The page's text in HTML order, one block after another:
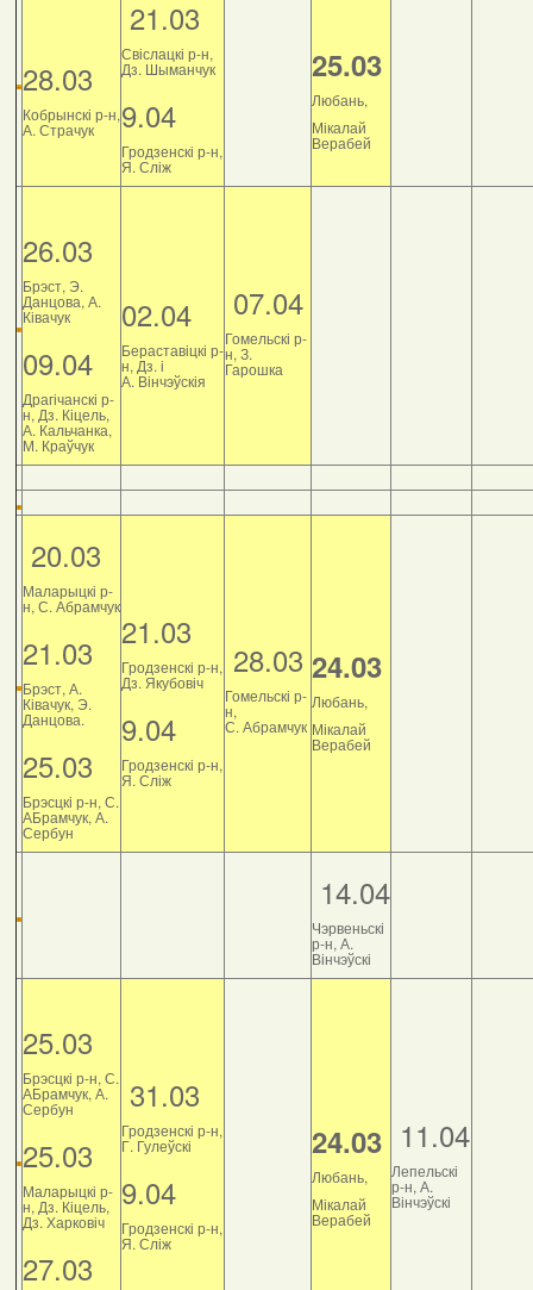
28.03
Кобрынскі р-н,
А. Страчук
21.03
Свіслацкі р-н,
Дз. Шыманчук
9.04
Гродзенскі р-н,
Я. Сліж
25.03
Любань,
Мікалай
Верабей
26.03
Брэст, Э.
Данцова, А.
Ківачук
09.04
Драгічанскі р-
н, Дз. Кіцель,
А. Кальчанка,
М. Краўчук
02.04
Бераставіцкі р-
н, Дз. і
А. Вінчэўскія
07.04
Гомельскі р-
н, З.
Гарошка
20.03
Маларыцкі р-
н, С. Абрамчук
21.03
Брэст, А.
Ківачук, Э.
Данцова.
25.03
Брэсцкі р-н, С.
АБрамчук, А.
Сербун
21.03
Гродзенскі р-н,
Дз. Якубовіч
9.04
Гродзенскі р-н,
Я. Сліж
28.03
Гомельскі р-
н,
С. Абрамчук
24.03
Любань,
Мікалай
Верабей
14.04
Чэрвеньскі
р-н, А.
Вінчэўскі
25.03
Брэсцкі р-н, С.
АБрамчук, А.
Сербун
25.03
Маларыцкі р-
н, Дз. Кіцель,
Дз. Харковіч
27.03
31.03
Гродзенскі р-н,
Г. Гулеўскі
9.04
Гродзенскі р-н,
Я. Сліж
24.03
Любань,
Мікалай
Верабей
11.04
Лепельскі
р-н, А.
Вінчэўскі